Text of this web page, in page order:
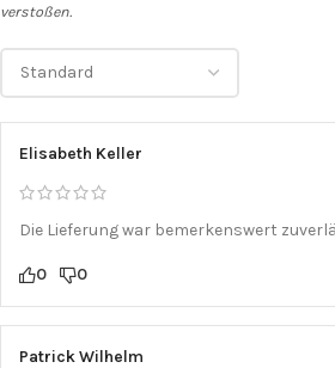
verstoßen.
Elisabeth Keller
Die Lieferung war bemerkenswert
0 0
Patrick Wilhelm